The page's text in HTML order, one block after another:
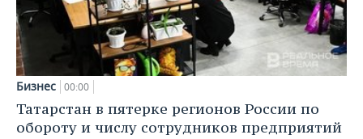
Бизнес 00:00
Татарстан в пятерке регионов России по
обороту и числу сотрудников предприятий